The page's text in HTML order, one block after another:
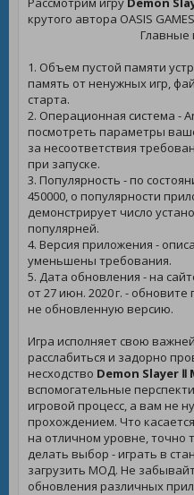
крутого автора OASIS
Главные
1. Объем пустой памяти
память от ненужных игр,
старта.
2. Операционная система -
посмотреть параметры
за несоответствия
при запуске.
3. Популярность - по
450000, о популярности
демонстрирует число
популярней.
4. Версия приложения -
уменьшены требования.
5. Дата обновления - на
от 27 июн. 2020 г. -
не обновленную версию.
Игра исполняет свою
расслабиться и задорно
несходство Demon Slayer
вспомогательные
игровой процесс, а вам не
прохождением. Что
на отличном уровне, точно
делать выбор - играть в
загрузить МОД. Не
обновления различных